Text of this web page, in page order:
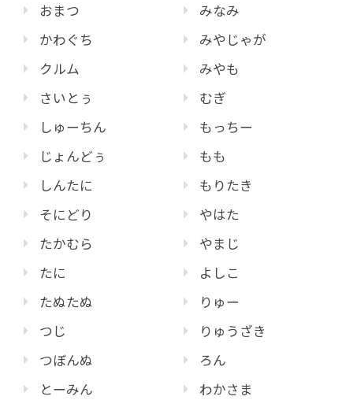
おまつ
かわぐち
クルム
さいとぅ
しゅーちん
じょんどぅ
しんたに
そにどり
たかむら
たに
たぬたぬ
つじ
つぼんぬ
とーみん
みなみ
みやじゃが
みやも
むぎ
もっちー
もも
もりたき
やはた
やまじ
よしこ
りゅー
りゅうざき
ろん
わかさま